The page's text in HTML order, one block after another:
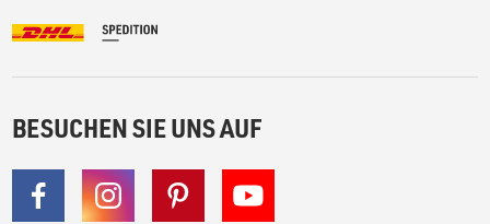
BESUCHEN SIE UNS AUF